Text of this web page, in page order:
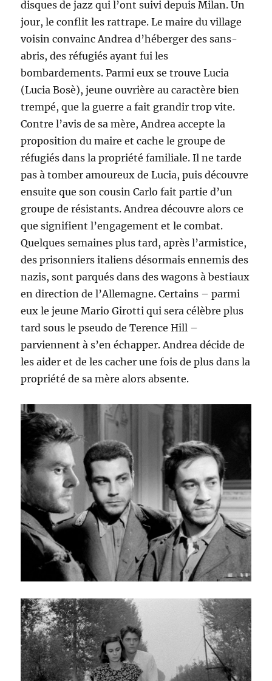
disques de jazz qui l’ont suivi depuis Milan. Un
jour, le conflit les rattrape. Le maire du village
voisin convainc Andrea d’héberger des sans-
abris, des réfugiés ayant fui les
bombardements. Parmi eux se trouve Lucia
(Lucia Bosè), jeune ouvrière au caractère bien
trempé, que la guerre a fait grandir trop vite.
Contre l’avis de sa mère, Andrea accepte la
proposition du maire et cache le groupe de
réfugiés dans la propriété familiale. Il ne tarde
pas à tomber amoureux de Lucia, puis découvre
ensuite que son cousin Carlo fait partie d’un
groupe de résistants. Andrea découvre alors ce
que signifient l’engagement et le combat.
Quelques semaines plus tard, après l’armistice,
des prisonniers italiens désormais ennemis des
nazis, sont parqués dans des wagons à bestiaux
en direction de l’Allemagne. Certains – parmi
eux le jeune Mario Girotti qui sera célèbre plus
tard sous le pseudo de Terence Hill –
parviennent à s’en échapper. Andrea décide de
les aider et de les cacher une fois de plus dans la
propriété de sa mère alors absente.